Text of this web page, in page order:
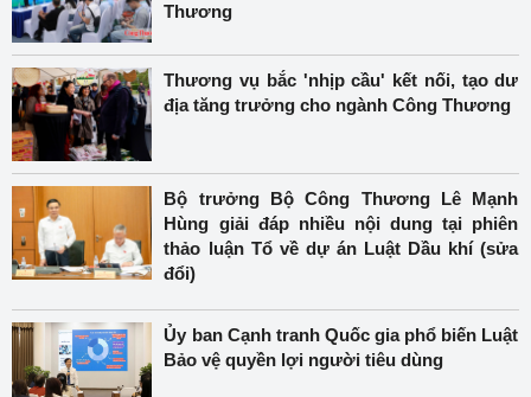
Thương
Thương vụ bắc 'nhịp cầu' kết nối, tạo dư
địa tăng trưởng cho ngành Công Thương
Bộ trưởng Bộ Công Thương Lê Mạnh
Hùng giải đáp nhiều nội dung tại phiên
thảo luận Tổ về dự án Luật Dầu khí (sửa
đổi)
Ủy ban Cạnh tranh Quốc gia phổ biến Luật
Bảo vệ quyền lợi người tiêu dùng